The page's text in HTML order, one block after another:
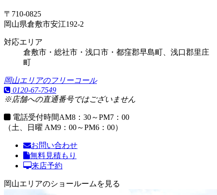
〒710-0825
岡山県倉敷市安江192-2
対応エリア
倉敷市・総社市・浅口市・都窪郡早島町、浅口郡里庄
町
岡山エリアのフリーコール
0120-67-7549
※店舗への直通番号ではございません
電話受付時間AM8：30～PM7：00
（土、日曜 AM9：00～PM6：00）
お問い合わせ
無料見積もり
来店予約
岡山エリアのショールームを見る